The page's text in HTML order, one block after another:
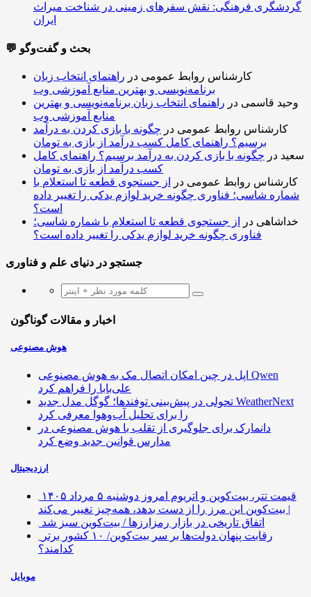
گردشگری فرهنگی: نقش سفرهای زمینی در شناخت میراث
ایران
💬 بحث و گفت‌وگو
کارشناس روابط عمومی در راهنمای انتخاب زبان
برنامه‌نویسی و بهترین منابع آموزشی وب
وحید قاسمی در راهنمای انتخاب زبان برنامه‌نویسی و بهترین
منابع آموزشی وب
کارشناس روابط عمومی در چگونه با بازی کردن به درآمد
برسیم؟ راهنمای کامل کسب درآمد از بازی به تومان
سعید در چگونه با بازی کردن به درآمد برسیم؟ راهنمای کامل
کسب درآمد از بازی به تومان
کارشناس روابط عمومی در
از جستجوی قطعه تا استعلام با
شماره شاسی؛ فناوری چگونه خرید لوازم یدکی را تغییر داده
است؟
خداشاهی در
از جستجوی قطعه تا استعلام با شماره شاسی؛
فناوری چگونه خرید لوازم یدکی را تغییر داده است؟
جستجو در دنیای علم و فناوری
اخبار و مقالات گوناگون
هوش مصنوعی
اپل در چین امکان اتصال مک به هوش مصنوعی Qwen
علی‌بابا را فراهم کرد
تحولی در پیش‌بینی توفندها؛ گوگل مدل جدید WeatherNext
را برای تحلیل آب‌وهوا معرفی کرد
دانمارک برای جلوگیری از تقلب با هوش مصنوعی در
مدارس قوانین جدید وضع کرد
ارزدیجیتال
قیمت تتر، بیت‌کوین و اتریوم امروز دوشنبه ۵ مرداد ۱۴۰۵
| بیت‌کوین این مرز را از دست بدهد، همه‌چیز تغییر می‌کند
اتفاق تاریخی در بازار رمزارزها / بیت‌کوین سبز شد
رقابت پنهان دولت‌ها بر سر بیت‌کوین/ ۱۰ کشور برتر
کدامند؟
موبایل